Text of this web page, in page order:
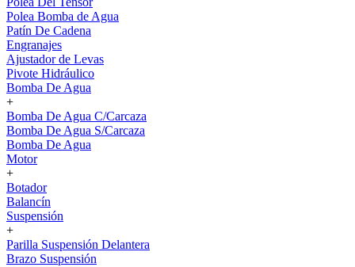
Polea Bomba de Agua
Patín De Cadena
Engranajes
Ajustador de Levas
Pivote Hidráulico
Bomba De Agua
+
Bomba De Agua C/Carcaza
Bomba De Agua S/Carcaza
Bomba De Agua
Motor
+
Botador
Balancín
Suspensión
+
Parilla Suspensión Delantera
Brazo Suspensión